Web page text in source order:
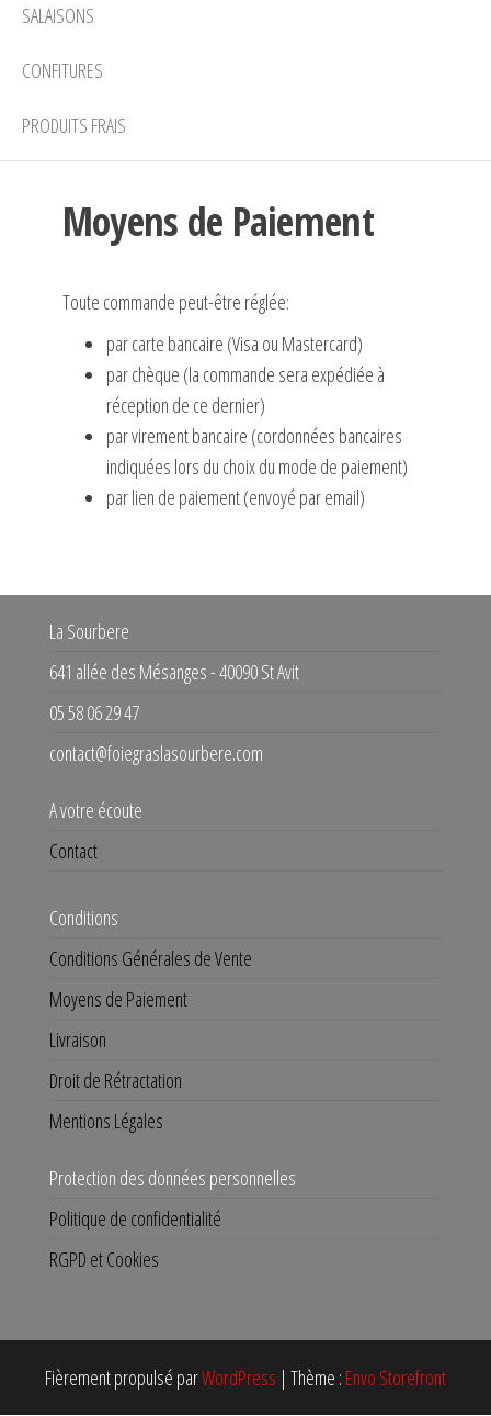
SALAISONS
CONFITURES
PRODUITS FRAIS
Moyens de Paiement
Toute commande peut-être réglée:
par carte bancaire (Visa ou Mastercard)
par chèque (la commande sera expédiée à
réception de ce dernier)
par virement bancaire (cordonnées bancaires
indiquées lors du choix du mode de paiement)
par lien de paiement (envoyé par email)
La Sourbere
641 allée des Mésanges - 40090 St Avit
05 58 06 29 47
contact@foiegraslasourbere.com
A votre écoute
Contact
Conditions
Conditions Générales de Vente
Moyens de Paiement
Livraison
Droit de Rétractation
Mentions Légales
Protection des données personnelles
Politique de confidentialité
RGPD et Cookies
Fièrement propulsé parWordPress | Thème : Envo Storefront